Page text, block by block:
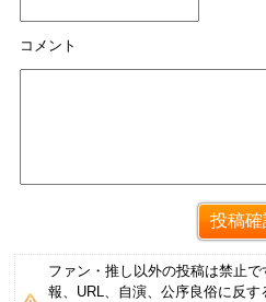
コメント
ファン・推し以外の投稿は禁止
報、URL、自演、公序良俗に反